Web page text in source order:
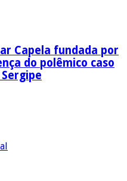
Capela fundada por
do polêmico caso